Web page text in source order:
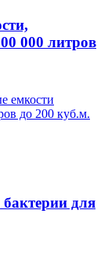
000 литров
емкости
до 200 куб.м.
для